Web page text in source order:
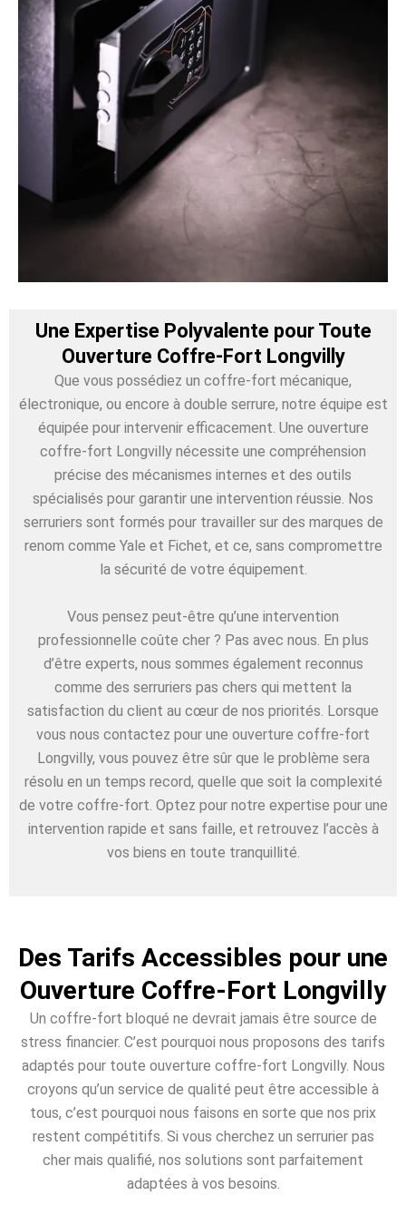
Une Expertise Polyvalente pour Toute
Ouverture Coffre-Fort Longvilly
Que vous possédiez un coffre-fort mécanique,
électronique, ou encore à double serrure, notre équipe est
équipée pour intervenir efficacement. Une ouverture
coffre-fort Longvilly nécessite une compréhension
précise des mécanismes internes et des outils
spécialisés pour garantir une intervention réussie. Nos
serruriers sont formés pour travailler sur des marques de
renom comme Yale et Fichet, et ce, sans compromettre
la sécurité de votre équipement.
Vous pensez peut-être qu’une intervention
professionnelle coûte cher ? Pas avec nous. En plus
d’être experts, nous sommes également reconnus
comme des serruriers pas chers qui mettent la
satisfaction du client au cœur de nos priorités. Lorsque
vous nous contactez pour une ouverture coffre-fort
Longvilly, vous pouvez être sûr que le problème sera
résolu en un temps record, quelle que soit la complexité
de votre coffre-fort. Optez pour notre expertise pour une
intervention rapide et sans faille, et retrouvez l’accès à
vos biens en toute tranquillité.
Des Tarifs Accessibles pour une
Ouverture Coffre-Fort Longvilly
Un coffre-fort bloqué ne devrait jamais être source de
stress financier. C’est pourquoi nous proposons des tarifs
adaptés pour toute ouverture coffre-fort Longvilly. Nous
croyons qu’un service de qualité peut être accessible à
tous, c’est pourquoi nous faisons en sorte que nos prix
restent compétitifs. Si vous cherchez un serrurier pas
cher mais qualifié, nos solutions sont parfaitement
adaptées à vos besoins.